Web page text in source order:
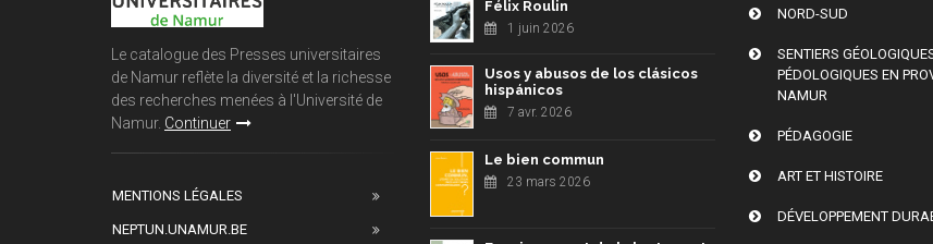
Le catalogue des Presses universitaires
de Namur reflète la diversité et la richesse
des recherches menées à l'Université de
Namur. Continuer
MENTIONS LÉGALES
NEPTUN.UNAMUR.BE
Félix Roulin
1 juin 2026
Usos y abusos de los clásicos
hispánicos
7 avr. 2026
Le bien commun
23 mars 2026
NORD-SUD
SENTIERS
PÉDOLOGIQUES EN
NAMUR
PÉDAGOGIE
ART ET HISTOIRE
DÉVELOPPEMENT